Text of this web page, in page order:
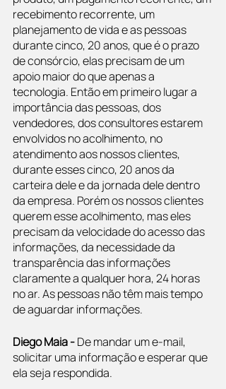
recebimento recorrente, um
planejamento de vida e as pessoas
durante cinco, 20 anos, que é o prazo
de consórcio, elas precisam de um
apoio maior do que apenas a
tecnologia. Então em primeiro lugar a
importância das pessoas, dos
vendedores, dos consultores estarem
envolvidos no acolhimento, no
atendimento aos nossos clientes,
durante esses cinco, 20 anos da
carteira dele e da jornada dele dentro
da empresa. Porém os nossos clientes
querem esse acolhimento, mas eles
precisam da velocidade do acesso das
informações, da necessidade da
transparência das informações
claramente a qualquer hora, 24 horas
no ar. As pessoas não têm mais tempo
de aguardar informações.
Diego Maia - De mandar um e-mail,
solicitar uma informação e esperar que
ela seja respondida.